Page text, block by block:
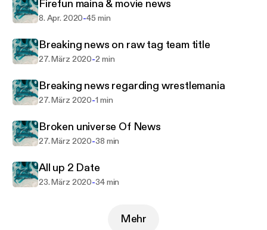
Firefun maina & movie news
8. Apr. 2020-45 min
Breaking news on raw tag team title
27. März 2020-2 min
Breaking news regarding wrestlemania
27. März 2020-1 min
Broken universe Of News
27. März 2020-38 min
All up 2 Date
23. März 2020-34 min
Mehr